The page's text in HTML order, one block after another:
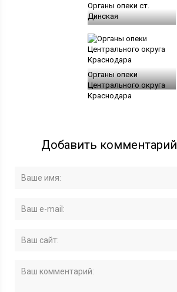
Органы опеки ст.
Динская
Органы опеки
Центрального округа
Краснодара
Добавить комментарий